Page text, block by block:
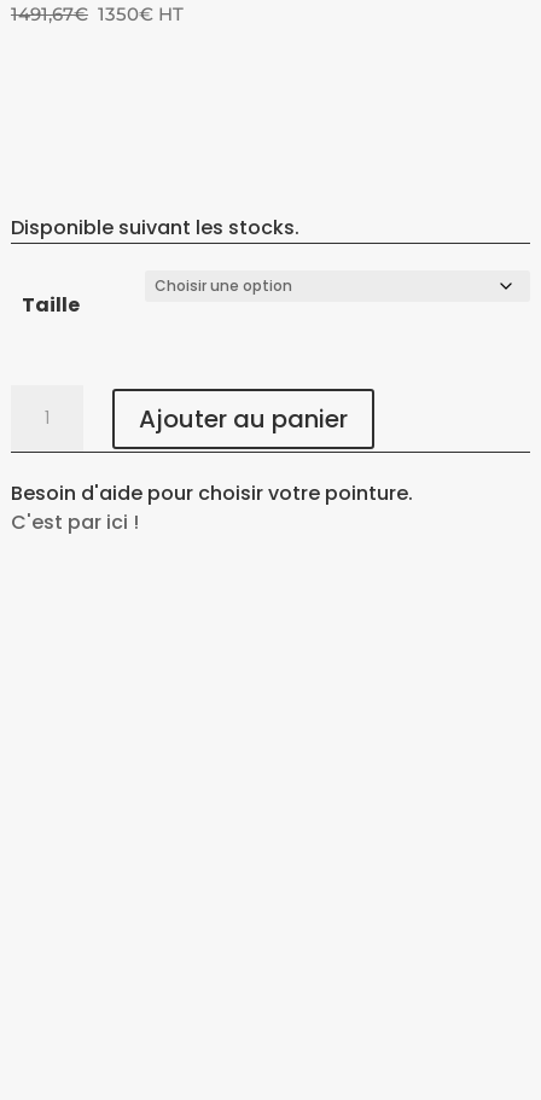
1491,67€1350€ HT
Disponible suivant les stocks.
Taille
Race
Pro
2022
Ajouter au panier
Besoin d'aide pour choisir votre pointure.
C'est par ici !